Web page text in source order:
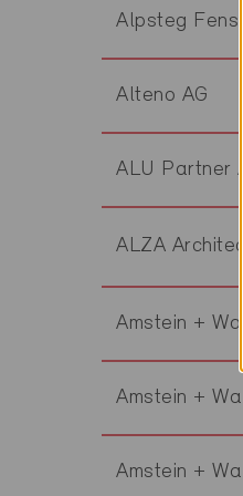
Alpsteg
Alteno AG
ALU Partner
ALZA
Amstein +
Amstein +
Amstein +